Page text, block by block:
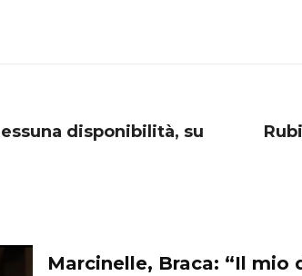
disponibilità, su
Marcinelle, Braca: “Il mio